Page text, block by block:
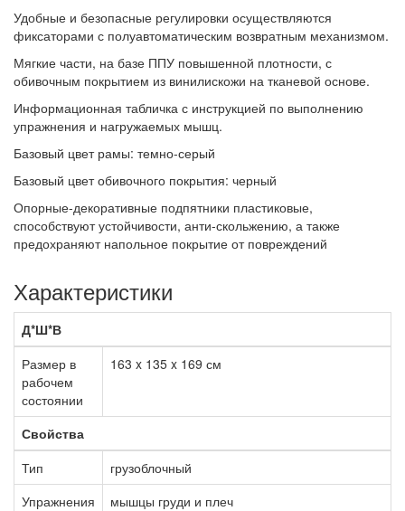
Удобные и безопасные регулировки осуществляются
фиксаторами с полуавтоматическим возвратным механизмом.
Мягкие части, на базе ППУ повышенной плотности, с
обивочным покрытием из винилискожи на тканевой основе.
Информационная табличка с инструкцией по выполнению
упражнения и нагружаемых мышц.
Базовый цвет рамы: темно-серый
Базовый цвет обивочного покрытия: черный
Опорные-декоративные подпятники пластиковые,
способствуют устойчивости, анти-скольжению, а также
предохраняют напольное покрытие от повреждений
Характеристики
Д*Ш*В
Размер в
рабочем
состоянии
163 x 135 x 169 см
Свойства
Тип
грузоблочный
Упражнения
мышцы груди и плеч